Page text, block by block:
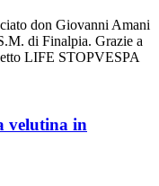
don Giovanni Amani
di Finalpia. Grazie a
LIFE STOPVESPA
velutina in